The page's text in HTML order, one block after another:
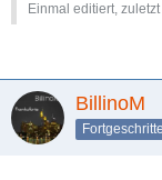
Einmal editiert, zuletzt
BillinoM